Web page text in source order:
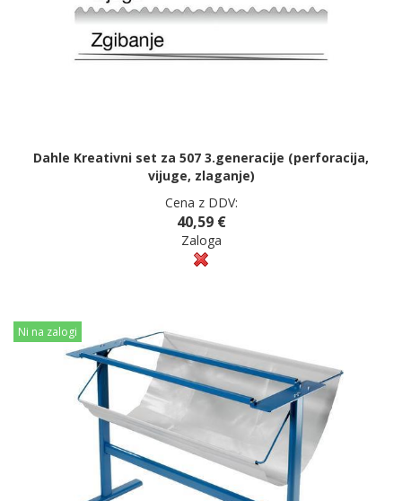
Dahle Kreativni set za 507 3.generacije (perforacija,
vijuge, zlaganje)
Cena z DDV:
40,59 €
Zaloga
Ni na zalogi